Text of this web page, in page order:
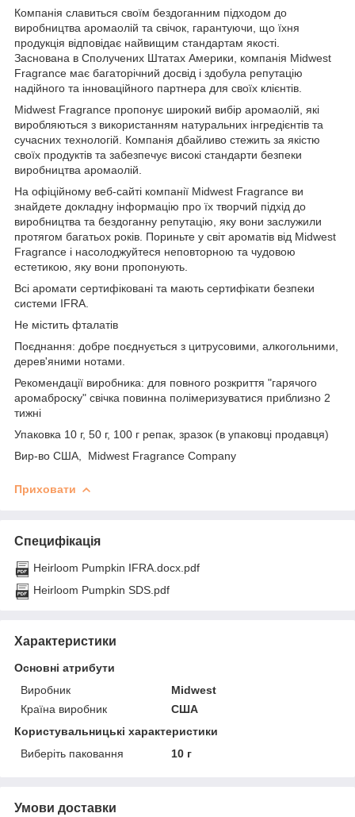
Компанія славиться своїм бездоганним підходом до
виробництва аромаолій та свічок, гарантуючи, що їхня
продукція відповідає найвищим стандартам якості.
Заснована в Сполучених Штатах Америки, компанія Midwest
Fragrance має багаторічний досвід і здобула репутацію
надійного та інноваційного партнера для своїх клієнтів.
Midwest Fragrance пропонує широкий вибір аромаолій, які
виробляються з використанням натуральних інгредієнтів та
сучасних технологій. Компанія дбайливо стежить за якістю
своїх продуктів та забезпечує високі стандарти безпеки
виробництва аромаолій.
На офіційному веб-сайті компанії Midwest Fragrance ви
знайдете докладну інформацію про їх творчий підхід до
виробництва та бездоганну репутацію, яку вони заслужили
протягом багатьох років. Пориньте у світ ароматів від Midwest
Fragrance і насолоджуйтеся неповторною та чудовою
естетикою, яку вони пропонують.
Всі аромати сертифіковані та мають сертифікати безпеки
системи IFRA.
Не містить фталатів
Поєднання: добре поєднується з цитрусовими, алкогольними,
дерев'яними нотами.
Рекомендації виробника: для повного розкриття "гарячого
аромаброску" свічка повинна полімеризуватися приблизно 2
тижні
Упаковка 10 г, 50 г, 100 г репак, зразок (в упаковці продавця)
Вир-во США, Midwest Fragrance Company
Приховати
Специфікація
Heirloom Pumpkin IFRA.docx.pdf
Heirloom Pumpkin SDS.pdf
Характеристики
Основні атрибути
Виробник
Midwest
Країна виробник
США
Користувальницькі характеристики
Виберіть паковання
10 г
Умови доставки